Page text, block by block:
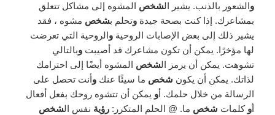
والشعور بالذنب. يشير الشخص المشوه إلى مشاكل تتعلق
بمشاعرك. إذا كنت بصحة جيدةوتحلم بشخص مشوه ، فقد
يشير ذلك إلى بعض الإصابات الروحيةوالروحية التي تعرضت
لها مؤخرًا. يمكن أن تكون مشاعرك قد أصيبتوبالتالي
تشوهت. يمكن أن يرمز الشخص المشوه أيضًا إلى احترامك
لذاتك. يمكن أن يكون شخص ما سيئًا عنكوأنت تحصل على
الرسالة من خلال حلمك. أو يمكن أن تتشوه روحك بفعل أفعال
أو كلمات شخص ما. @ الحلم المتكرر:رؤية نفس الشخص